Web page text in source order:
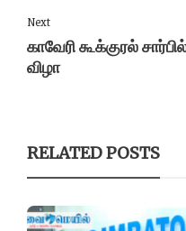
Next
காவேரி கூக்குரல்
விழா
RELATED POSTS